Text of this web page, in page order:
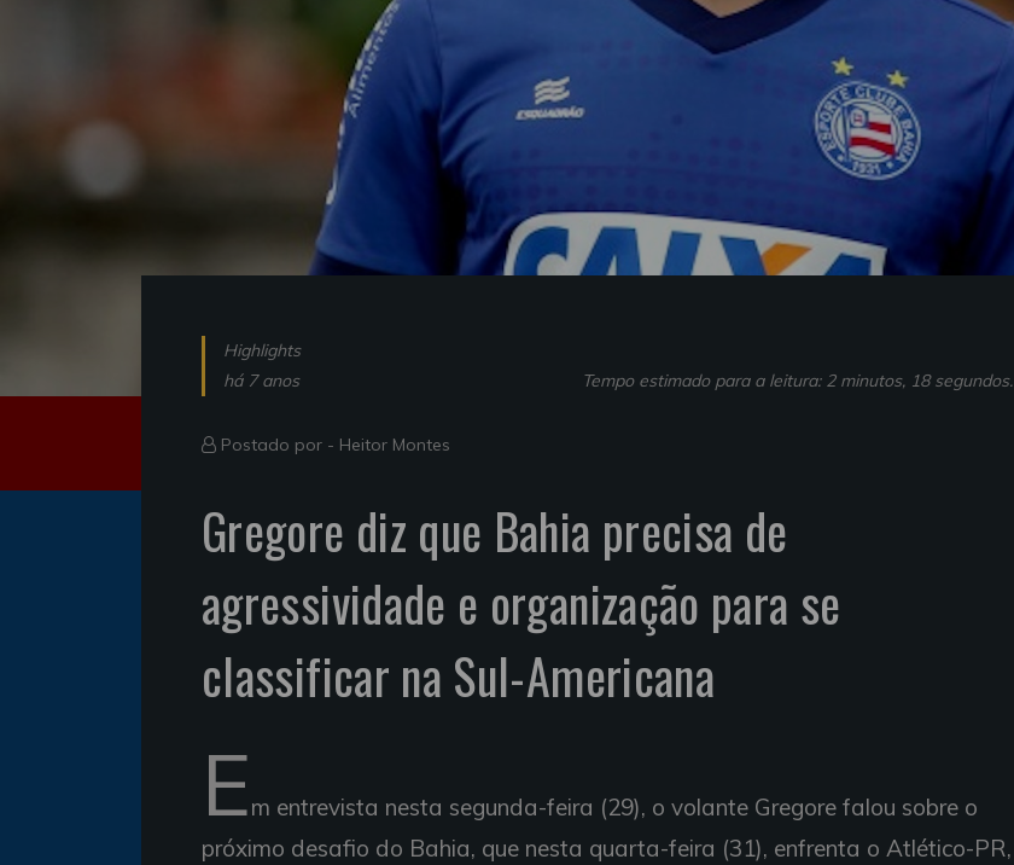
Highlights
há 7 anos
Tempo estimado para a leitura: 2 minutos, 18 segundos.
Postado por - Heitor Montes
Gregore diz que Bahia precisa de
agressividade e organização para se
classificar na Sul-Americana
Em entrevista nesta segunda-feira (29), o volante Gregore falou sobre o
próximo desafio do Bahia, que nesta quarta-feira (31), enfrenta o Atlético-PR,